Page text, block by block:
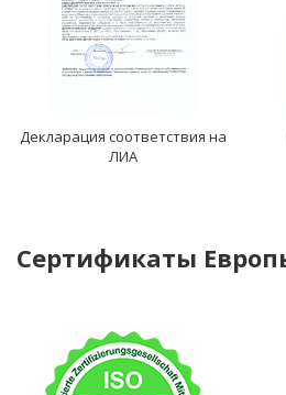
Декларация соответствия на
ЛИА
Сертификаты